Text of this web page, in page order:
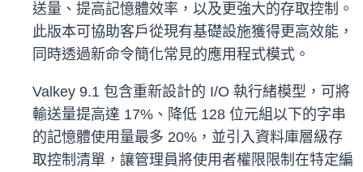
送量、提高記憶體效率，以及更強大的存取控制。
此版本可協助客戶從現有基礎設施獲得更高效能，
同時透過新命令簡化常見的應用程式模式。
Valkey 9.1 包含重新設計的 I/O 執行緒模型，可將
輸送量提高達 17%、降低 128 位元組以下的字串
的記憶體使用量最多 20%，並引入資料庫層級存
取控制清單，讓管理員將使用者權限限制在特定編